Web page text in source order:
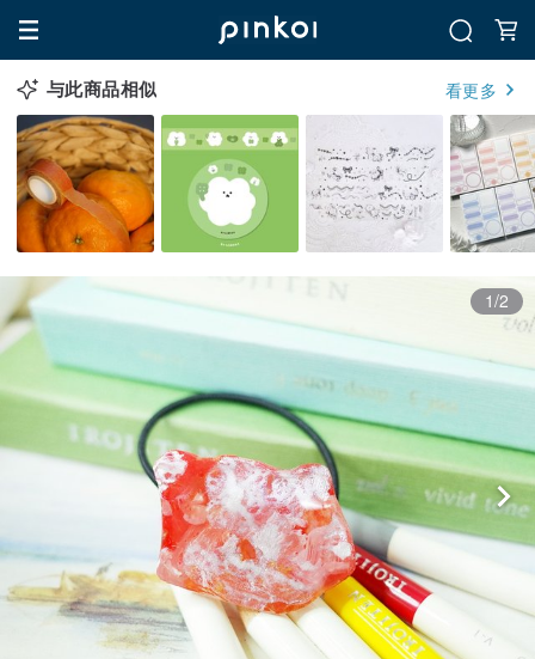
与此商品相似 看更多
1/2